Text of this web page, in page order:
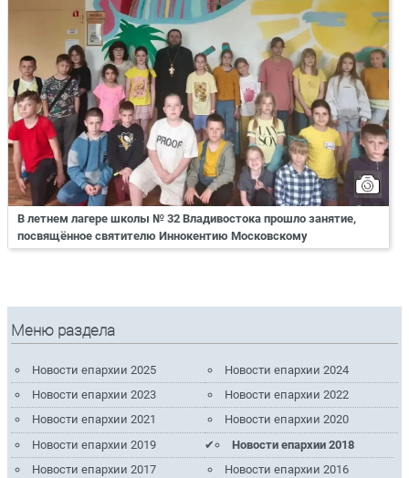
В летнем лагере школы № 32 Владивостока прошло занятие,
посвящённое святителю Иннокентию Московскому
Меню раздела
Новости епархии 2025
Новости епархии 2024
Новости епархии 2023
Новости епархии 2022
Новости епархии 2021
Новости епархии 2020
Новости епархии 2019
Новости епархии 2018
Новости епархии 2017
Новости епархии 2016